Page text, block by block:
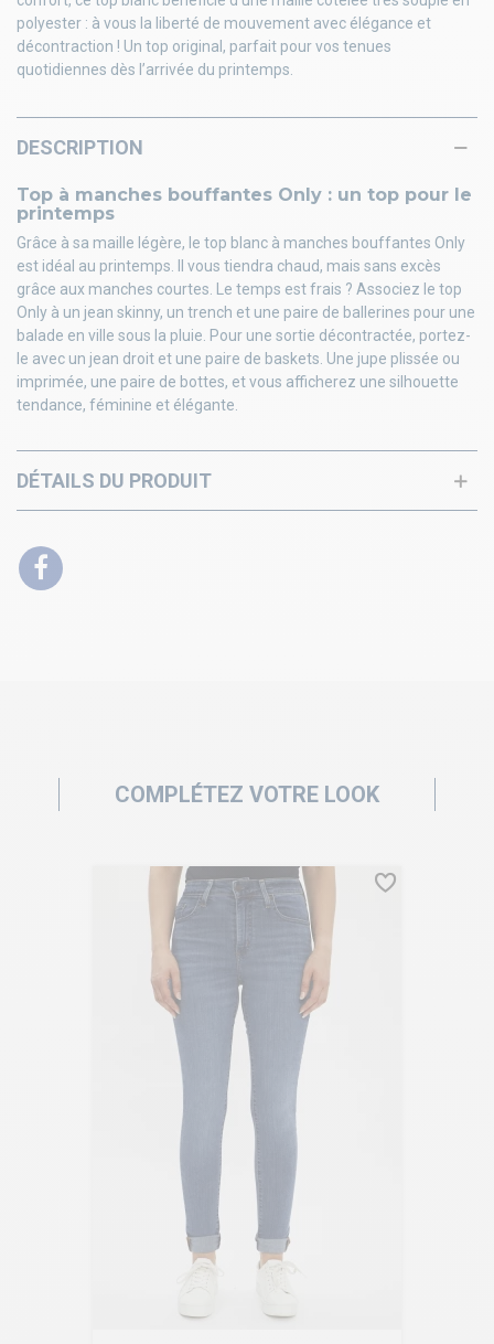
polyester : à vous la liberté de mouvement avec élégance et
décontraction ! Un top original, parfait pour vos tenues
quotidiennes dès l’arrivée du printemps.
DESCRIPTION
Top à manches bouffantes Only : un top pour le
printemps
Grâce à sa maille légère, le top blanc à manches bouffantes Only
est idéal au printemps. Il vous tiendra chaud, mais sans excès
grâce aux manches courtes. Le temps est frais ? Associez le top
Only à un jean skinny, un trench et une paire de ballerines pour une
balade en ville sous la pluie. Pour une sortie décontractée, portez-
le avec un jean droit et une paire de baskets. Une jupe plissée ou
imprimée, une paire de bottes, et vous afficherez une silhouette
tendance, féminine et élégante.
DÉTAILS DU PRODUIT
COMPLÉTEZ VOTRE LOOK